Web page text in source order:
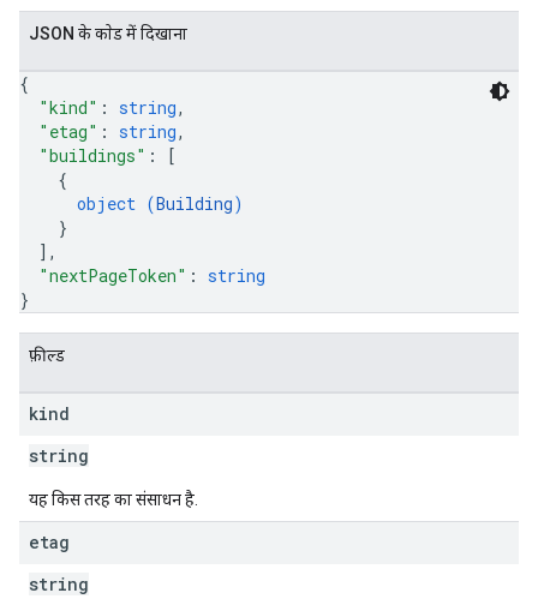
JSON के काेड में दिखाना
{
"kind" : string,
"etag" : string,
"buildings" :
[
{
object (Building)
}
] ,
"nextPageToken" : string
}
फ़ील्ड
kind
string
यह किस तरह का संसाधन है.
etag
string